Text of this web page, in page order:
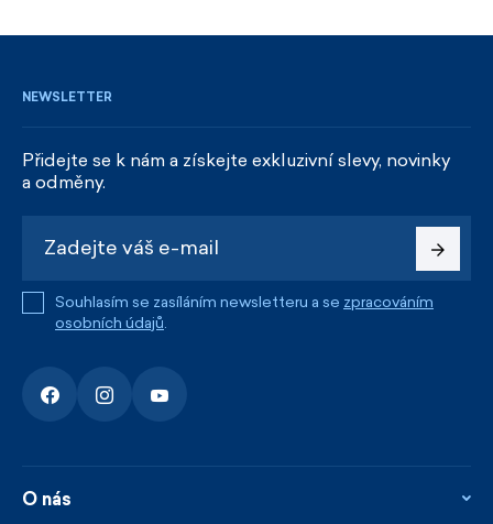
NEWSLETTER
Přidejte se k nám a získejte exkluzivní slevy, novinky
a odměny.
Souhlasím se zasíláním newsletteru a se zpracováním
osobních údajů.
O nás